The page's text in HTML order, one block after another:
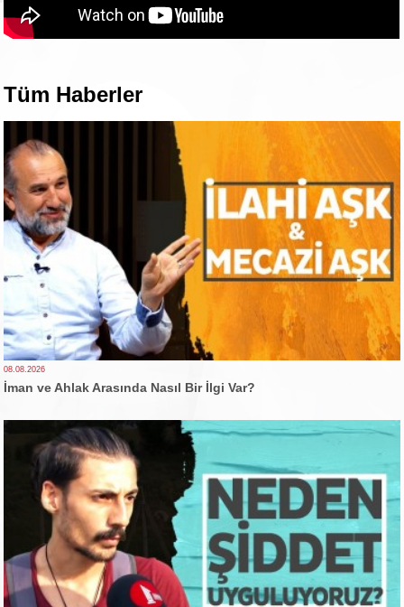
Tüm Haberler
08.08.2026
İman ve Ahlak Arasında Nasıl Bir İlgi Var?